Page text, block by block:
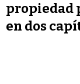
propiedad
en dos